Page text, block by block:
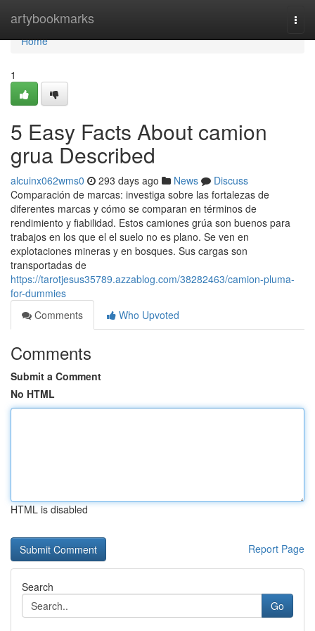
artybookmarks
Home
Home
1
5 Easy Facts About camion
grua Described
alcuinx062wms0 293 days ago News
Discuss
Comparación de marcas: investiga sobre las fortalezas de
diferentes marcas y cómo se comparan en términos de
rendimiento y fiabilidad. Estos camiones grúa son buenos para
trabajos en los que el el suelo no es plano. Se ven en
explotaciones mineras y en bosques. Sus cargas son
transportadas de
https://tarotjesus35789.azzablog.com/38282463/camion-pluma-
for-dummies
Comments
Who Upvoted
Comments
Submit a Comment
No HTML
HTML is disabled
Report Page
Search
Go